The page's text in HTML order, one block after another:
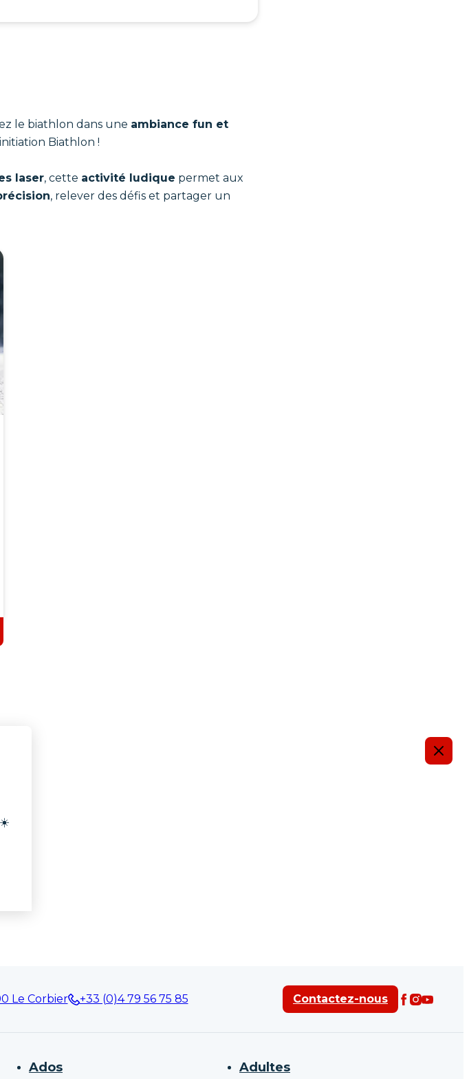
le biathlon dans une ambiance fun et
Biathlon !
laser, cette activité ludique permet aux
, relever des défis et partager un
Le Corbier +33 (0)4 79 56 75 85 Contactez-nous
Ados Adultes